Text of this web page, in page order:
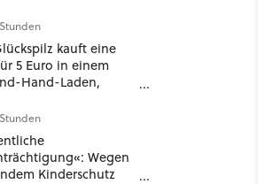
zu weit
kauft eine
5 Euro in einem
Hand-Laden,
hat er seine erste
PlayStation
GameStar]
Wegen
Kinderschutz